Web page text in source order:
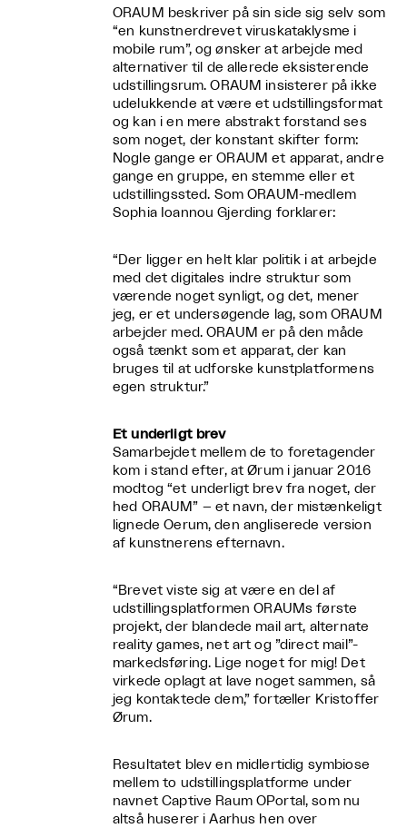
ORAUM beskriver på sin side sig selv som
“en kunstnerdrevet viruskataklysme i
mobile rum”, og ønsker at arbejde med
alternativer til de allerede eksisterende
udstillingsrum. ORAUM insisterer på ikke
udelukkende at være et udstillingsformat
og kan i en mere abstrakt forstand ses
som noget, der konstant skifter form:
Nogle gange er ORAUM et apparat, andre
gange en gruppe, en stemme eller et
udstillingssted. Som ORAUM-medlem
Sophia Ioannou Gjerding forklarer:
“Der ligger en helt klar politik i at arbejde
med det digitales indre struktur som
værende noget synligt, og det, mener
jeg, er et undersøgende lag, som ORAUM
arbejder med. ORAUM er på den måde
også tænkt som et apparat, der kan
bruges til at udforske kunstplatformens
egen struktur.”
Et underligt brev
Samarbejdet mellem de to foretagender
kom i stand efter, at Ørum i januar 2016
modtog “et underligt brev fra noget, der
hed ORAUM” – et navn, der mistænkeligt
lignede Oerum, den angliserede version
af kunstnerens efternavn.
“Brevet viste sig at være en del af
udstillingsplatformen ORAUMs første
projekt, der blandede mail art, alternate
reality games, net art og ”direct mail”-
markedsføring. Lige noget for mig! Det
virkede oplagt at lave noget sammen, så
jeg kontaktede dem,” fortæller Kristoffer
Ørum.
Resultatet blev en midlertidig symbiose
mellem to udstillingsplatforme under
navnet Captive Raum OPortal, som nu
altså huserer i Aarhus hen over